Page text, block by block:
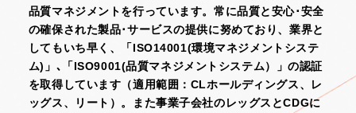
品質マネジメントを行っています。常に品質と安心･安全
の確保された製品･サービスの提供に努めており、業界と
してもいち早く、「ISO14001(環境マネジメントシステ
ム)」､「ISO9001(品質マネジメントシステム）」の認証
を取得しています（適用範囲：CLホールディングス、レ
ッグス、リート）。また事業子会社のレッグスとCDGに